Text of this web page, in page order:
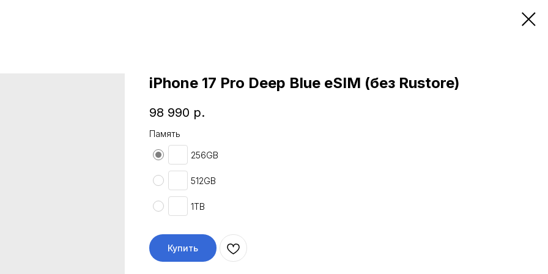
iPhone 17 Pro Deep Blue eSIM (без Rustore)
98 990 р.
Память
256GB
512GB
1TB
Купить